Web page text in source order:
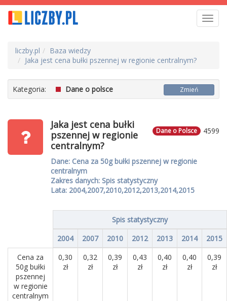
liczby.pl
Baza wiedzy
Jaka jest cena bułki pszennej w regionie centralnym?
Kategoria: Dane o polsce Zmień
4599
Dane o Polsce
Jaka jest cena bułki
pszennej w regionie
centralnym?
Dane: Cena za 50g bułki pszennej w regionie
centralnym
Zakres danych: Spis statystyczny
Lata: 2004,2007,2010,2012,2013,2014,2015
Spis statystyczny
2004
2007 2010 2012 2013 2014
2015
Cena za
50g bułki
pszennej
w regionie
centralnym
0,30
zł
0,32
zł
0,39
zł
0,43
zł
0,40
zł
0,40
zł
0,39
zł